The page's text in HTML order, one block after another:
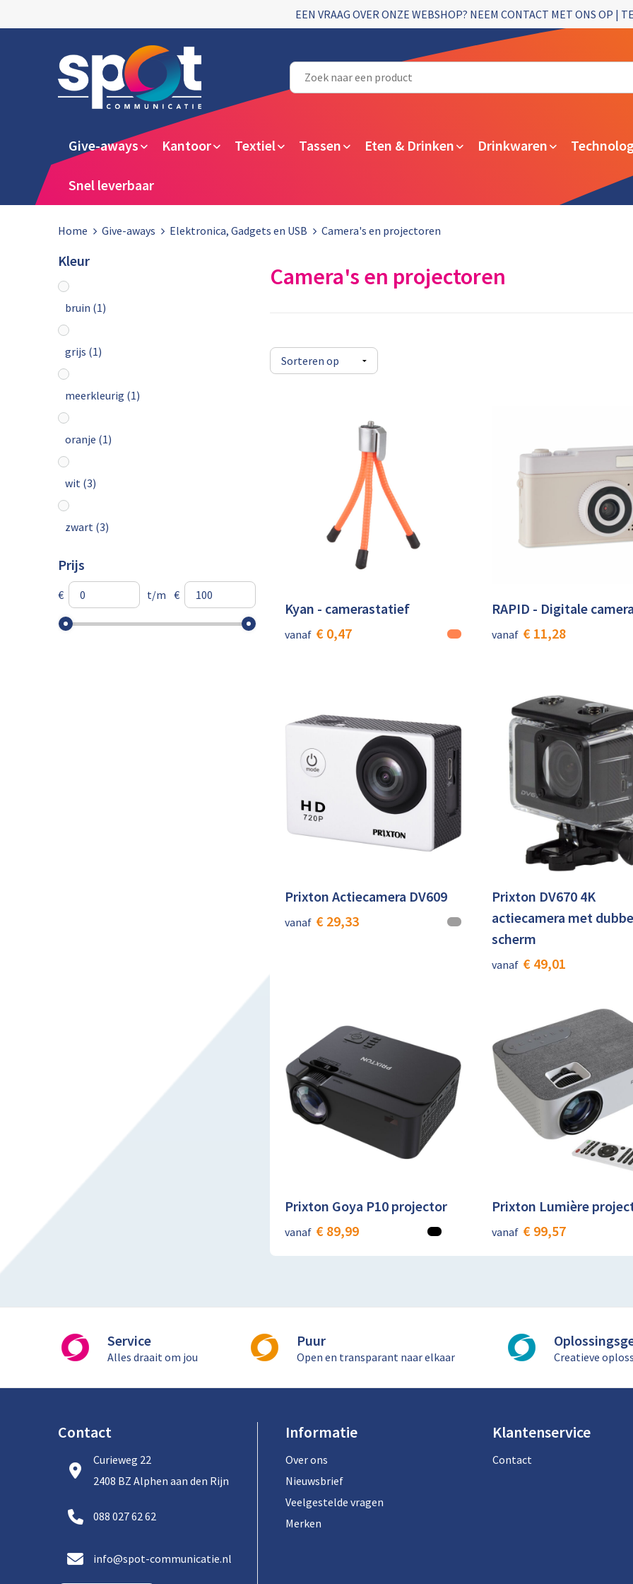
EEN VRAAG OVER ONZE WEBSHOP? NEEM CONTACT MET ONS OP |
Give-aways Kantoor Textiel Tassen Eten & Drinken Drinkwaren
Snel leverbaar
Home Give-aways Elektronica, Gadgets en USB Camera's en projectoren
Kleur
bruin (1)
grijs (1)
meerkleurig (1)
oranje (1)
wit (3)
zwart (3)
Prijs
€ t/m €
Camera's en projectoren
Kyan - camerastatief
vanaf € 0,47
RAPID - Digitale
vanaf € 11,28
Prixton Actiecamera DV609
vanaf € 29,33
Prixton DV670 4K
actiecamera met
scherm
vanaf € 49,01
Prixton Goya P10 projector
vanaf € 89,99
Prixton Lumière
vanaf € 99,57
Service
Alles draait om jou
Puur
Open en transparant naar elkaar Creatieve
Contact
Curieweg 22
2408 BZ Alphen aan den Rijn
088 027 62 62
info@spot-communicatie.nl
Informatie
Over ons
Nieuwsbrief
Veelgestelde vragen
Merken
Klantenservice
Contact